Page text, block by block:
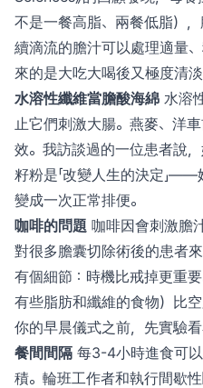
不是一餐高脂、兩餐低脂）
續滴流的膽汁可以處理適量
來的是大吃大喝後又極度清淡
水溶性纖維當膽酸海綿 水溶
止它們刺激大腸。燕麥、洋
效。我訪談過的一位患者說
籽粉是「改變人生的決定」
變成一次正常排便。
咖啡的問題 咖啡因會刺激膽
對很多膽囊切除術後的患者
有個細節：時機比戒掉更重
有些脂肪和纖維的食物）比
你的早晨儀式之前，先實驗看
餐間間隔 每3-4小時進食可
積。輪班工作者和執行間歇